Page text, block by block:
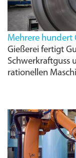
Mehrere hundert
Gießerei fertigt
Schwerkraftguss
rationellen